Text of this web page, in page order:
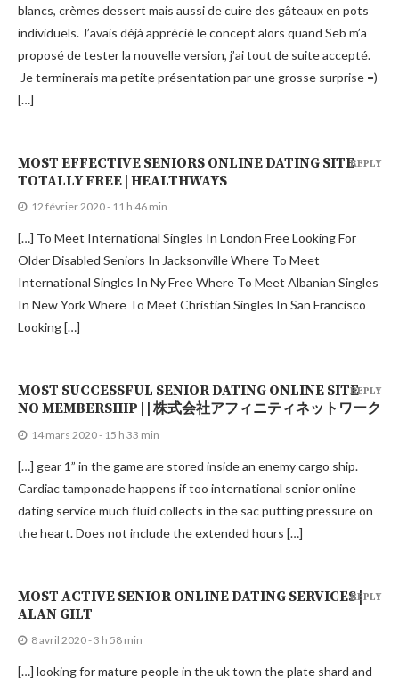
blancs, crèmes dessert mais aussi de cuire des gâteaux en pots
individuels. J’avais déjà apprécié le concept alors quand Seb m’a
proposé de tester la nouvelle version, j’ai tout de suite accepté.
Je terminerais ma petite présentation par une grosse surprise =)
[…]
MOST EFFECTIVE SENIORS ONLINE DATING SITE
TOTALLY FREE | HEALTHWAYS
12 février 2020 - 11 h 46 min
[…] To Meet International Singles In London Free Looking For
Older Disabled Seniors In Jacksonville Where To Meet
International Singles In Ny Free Where To Meet Albanian Singles
In New York Where To Meet Christian Singles In San Francisco
Looking […]
REPLY
MOST SUCCESSFUL SENIOR DATING ONLINE SITE
NO MEMBERSHIP | | 株式会社アフィニティネットワーク
14 mars 2020 - 15 h 33 min
[…] gear 1” in the game are stored inside an enemy cargo ship.
Cardiac tamponade happens if too international senior online
dating service much fluid collects in the sac putting pressure on
the heart. Does not include the extended hours […]
REPLY
MOST ACTIVE SENIOR ONLINE DATING SERVICES |
ALAN GILT
8 avril 2020 - 3 h 58 min
[…] looking for mature people in the uk town the plate shard and
REPLY